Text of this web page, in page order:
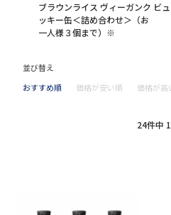
ブラウンライス ヴィーガンク
ッキー缶＜詰め合わせ＞（お
一人様３個まで）※
ビ
並び替え
おすすめ順
価格が安い順 価格が高
24件中 1